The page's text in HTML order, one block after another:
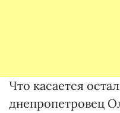
Что касается
днепропетровец